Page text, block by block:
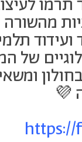
ועידוד
של
💜
https://